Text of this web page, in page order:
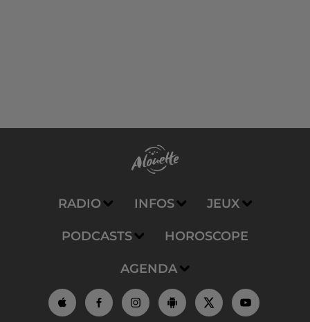
RADIO INFOS JEUX
PODCASTS HOROSCOPE
AGENDA